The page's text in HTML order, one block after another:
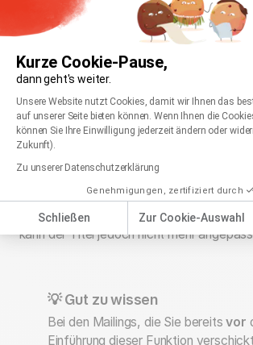
Kurze Cookie-Pause,
dann geht's weiter.
Unsere Website nutzt Cookies, damit wir Ihnen das
auf unserer Seite bieten können. Wenn Ihnen die
können Sie Ihre Einwilligung jederzeit ändern oder
Zukunft).
Zu unserer Datenschutzerklärung
Genehmigungen, zertifiziert durch
Schließen Zur Cookie-Auswahl
Axeptio consent
Den Titel können Sie
anpassen. Klicken Sie in der Übersicht
entsprechende Mailing, um auf der
landen. Wenn Sie Ihr Mailing bereits
kann der Titel jedoch nicht mehr
💡 Gut zu wissen
Bei den Mailings, die Sie bereitsvor
Einführung dieser Funktion